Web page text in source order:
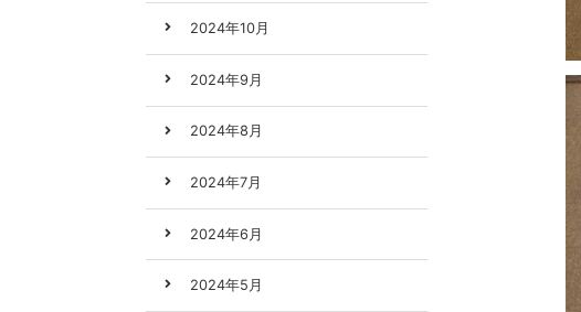
2024年10月
2024年9月
2024年8月
2024年7月
2024年6月
2024年5月